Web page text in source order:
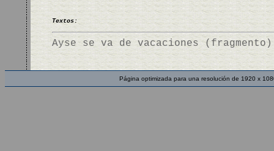
Textos:
Ayse se va de vacaciones (fragmento)
Página optimizada para una resolución de 1920 x